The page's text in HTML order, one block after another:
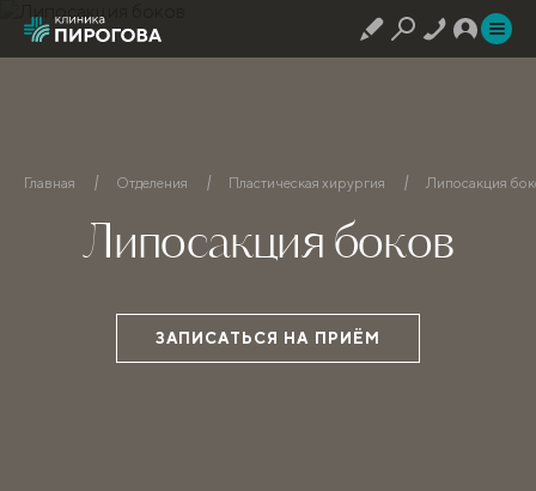
Главная Отделения Пластическая хирургия Липосакция
Липосакция боков
ЗАПИСАТЬСЯ НА ПРИЁМ